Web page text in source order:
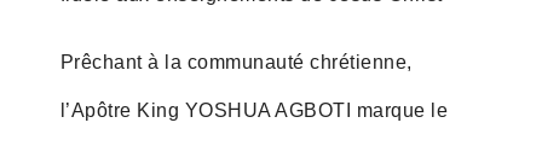
Prêchant à la communauté chrétienne,
l’Apôtre King YOSHUA AGBOTI marque le